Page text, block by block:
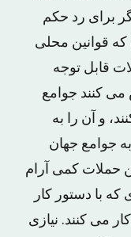
برای رد حکم
که قوانین محلی
قابل توجه
کنند جوامع
و آن را به
جوامع جهان
حملات کمی آرام
که با دستور کار
می کنند. نیازی